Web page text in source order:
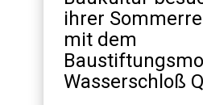
ihrer
mit dem
Wasserschloß